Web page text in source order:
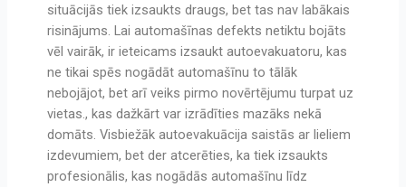
situācijās tiek izsaukts draugs, bet tas nav labākais
risinājums. Lai automašīnas defekts netiktu bojāts
vēl vairāk, ir ieteicams izsaukt autoevakuatoru, kas
ne tikai spēs nogādāt automašīnu to tālāk
nebojājot, bet arī veiks pirmo novērtējumu turpat uz
vietas., kas dažkārt var izrādīties mazāks nekā
domāts. Visbiežāk autoevakuācija saistās ar lieliem
izdevumiem, bet der atcerēties, ka tiek izsaukts
profesionālis, kas nogādās automašīnu līdz